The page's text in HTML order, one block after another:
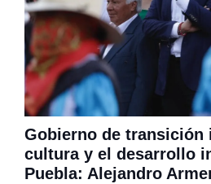
Gobierno de transición
cultura y el desarrollo
Puebla: Alejandro